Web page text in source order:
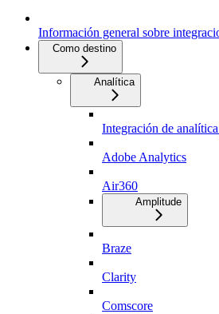
Información general sobre
Como destino
Analítica
Integración de
Adobe Analytics
Air360
Amplitude
Braze
Clarity
Comscore